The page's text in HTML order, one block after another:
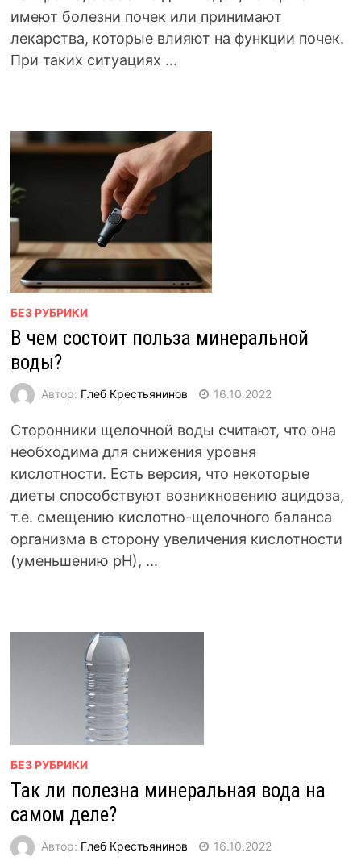
имеют болезни почек или принимают
лекарства, которые влияют на функции почек.
При таких ситуациях ...
БЕЗ РУБРИКИ
В чем состоит польза минеральной
воды?
Автор: Глеб Крестьянинов 16.10.2022
Сторонники щелочной воды считают, что она
необходима для снижения уровня
кислотности. Есть версия, что некоторые
диеты способствуют возникновению ацидоза,
т.е. смещению кислотно-щелочного баланса
организма в сторону увеличения кислотности
(уменьшению рН), ...
БЕЗ РУБРИКИ
Так ли полезна минеральная вода на
самом деле?
Автор: Глеб Крестьянинов 16.10.2022